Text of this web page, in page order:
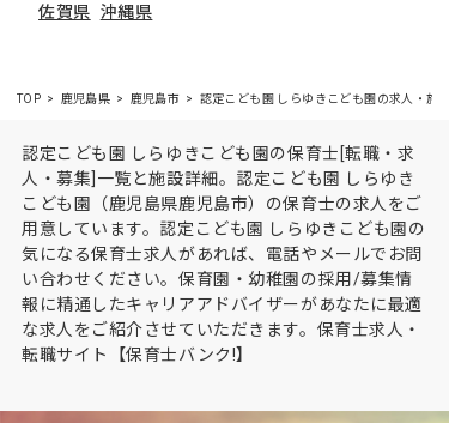
佐賀県 沖縄県
TOP 鹿児島県 鹿児島市 認定こども園 しらゆきこども園の求人・施設
認定こども園 しらゆきこども園の保育士[転職・求
人・募集]一覧と施設詳細。認定こども園 しらゆき
こども園（鹿児島県鹿児島市）の保育士の求人をご
用意しています。認定こども園 しらゆきこども園の
気になる保育士求人があれば、電話やメールでお問
い合わせください。保育園・幼稚園の採用/募集情
報に精通したキャリアアドバイザーがあなたに最適
な求人をご紹介させていただきます。保育士求人・
転職サイト【保育士バンク!】